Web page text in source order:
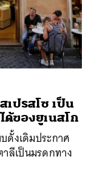
เปรสโซ เป็น
ของยูเนสโก
ดั้งเดิมประกาศ
ลีเป็นมรดกทาง
EMAIL